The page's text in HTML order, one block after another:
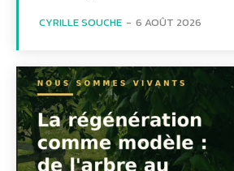
CYRILLE SOUCHE - 6 AOÛT 2026